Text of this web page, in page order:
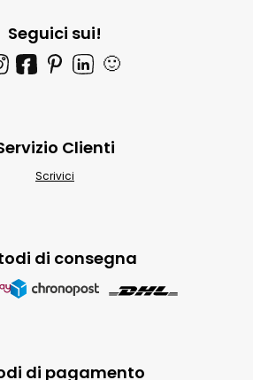
Seguici sui!
🙂
di pagamento
di consegna
Clienti
Scrivici